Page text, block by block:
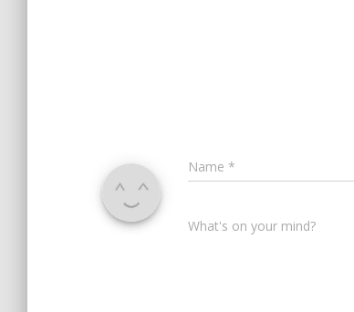
Name *
What's on your mind?